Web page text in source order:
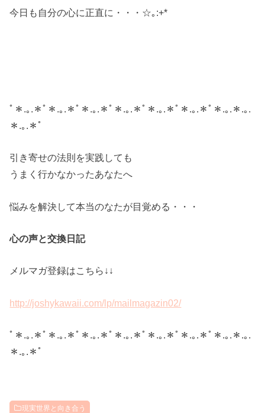
今日も自分の心に正直に・・・☆｡:+*
ﾟ＊.｡.＊ﾟ＊.｡.＊ﾟ＊.｡.＊ﾟ＊.｡.＊ﾟ＊.｡.＊ﾟ＊.｡.＊ﾟ＊.｡.＊.｡.
＊.｡.＊ﾟ
引き寄せの法則を実践しても
うまく行かなかったあなたへ
悩みを解決して本当のなたが目覚める・・・
心の声と交換日記
メルマガ登録はこちら↓↓
http://joshykawaii.com/lp/mailmagazin02/
ﾟ＊.｡.＊ﾟ＊.｡.＊ﾟ＊.｡.＊ﾟ＊.｡.＊ﾟ＊.｡.＊ﾟ＊.｡.＊ﾟ＊.｡.＊.｡.
＊.｡.＊ﾟ
現実世界と向き合う